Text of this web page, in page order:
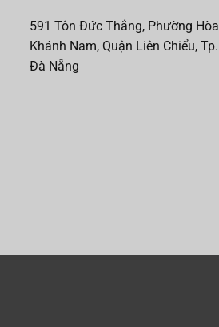
591 Tôn Đức Thắng, Phường Hòa
Khánh Nam, Quận Liên Chiểu, Tp.
Đà Nẵng